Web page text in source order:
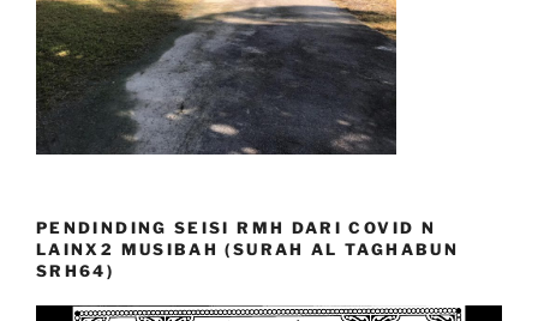
PENDINDING SEISI RMH DARI COVID N
LAINX2 MUSIBAH (SURAH AL TAGHABUN
SRH64)